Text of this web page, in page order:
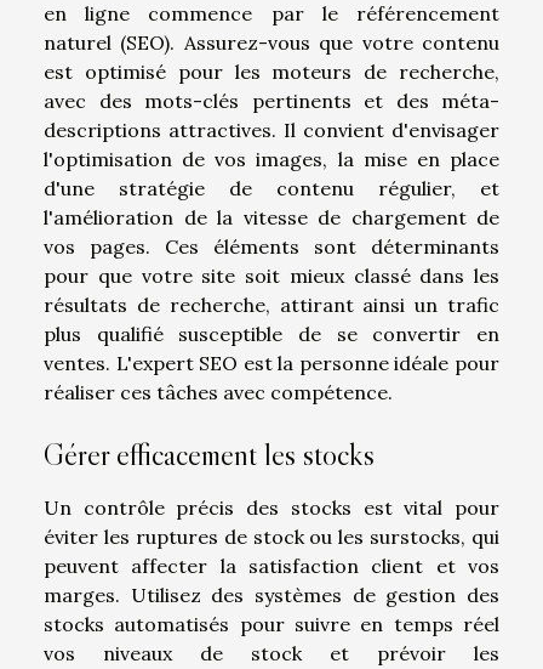
en ligne commence par le référencement
naturel (SEO). Assurez-vous que votre contenu
est optimisé pour les moteurs de recherche,
avec des mots-clés pertinents et des méta-
descriptions attractives. Il convient d'envisager
l'optimisation de vos images, la mise en place
d'une stratégie de contenu régulier, et
l'amélioration de la vitesse de chargement de
vos pages. Ces éléments sont déterminants
pour que votre site soit mieux classé dans les
résultats de recherche, attirant ainsi un trafic
plus qualifié susceptible de se convertir en
ventes. L'expert SEO est la personne idéale pour
réaliser ces tâches avec compétence.
Gérer efficacement les stocks
Un contrôle précis des stocks est vital pour
éviter les ruptures de stock ou les surstocks, qui
peuvent affecter la satisfaction client et vos
marges. Utilisez des systèmes de gestion des
stocks automatisés pour suivre en temps réel
vos niveaux de stock et prévoir les